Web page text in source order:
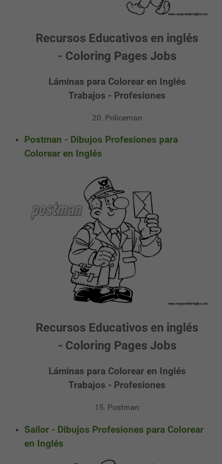
Recursos Educativos en inglés
- Coloring Pages Jobs
Láminas para Colorear en Inglés
Trabajos - Profesiones
20. Policeman
Postman - Dibujos Profesiones para
Colorear en Inglés
Recursos Educativos en inglés
- Coloring Pages Jobs
Láminas para Colorear en Inglés
Trabajos - Profesiones
15. Postman
Sailor - Dibujos Profesiones para Colorear
en Inglés